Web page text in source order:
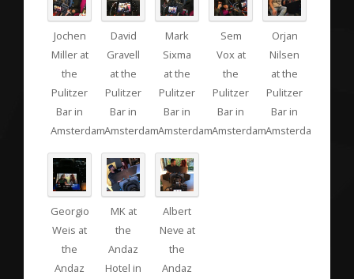
Jochen
Miller at
the
Pulitzer
Bar in
Amsterdam
David
Gravell
at the
Pulitzer
Bar in
Amsterdam
Mark
Sixma
at the
Pulitzer
Bar in
Amsterdam
Sem
Vox at
the
Pulitzer
Bar in
Amsterdam
Orjan
Nilsen
at the
Pulitzer
Bar in
Amsterdam
Georgio
Weis at
the
Andaz
MK at
the
Andaz
Hotel in
Albert
Neve at
the
Andaz